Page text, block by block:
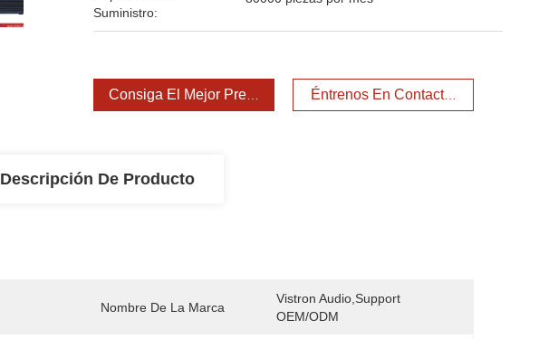
Suministro:
Consiga El Mejor Precio Éntrenos En Contacto Con
Descripción De Producto
Nombre De La Marca
Vistron Audio,support
OEM/ODM